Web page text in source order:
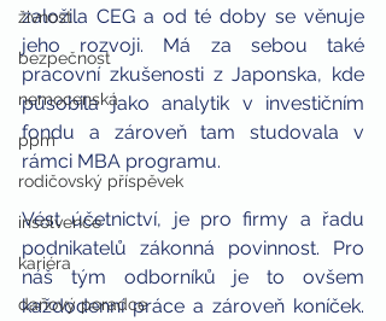
živnost
bezpečnost
nemocenská
ppm
rodičovský příspěvek
insolvence
kariéra
daňový poradce
založila CEG a od té doby se věnuje
jeho rozvoji. Má za sebou také
pracovní zkušenosti z Japonska, kde
působila jako analytik v investičním
fondu a zároveň tam studovala v
rámci MBA programu.
Vést účetnictví, je pro firmy a řadu
podnikatelů zákonná povinnost. Pro
náš tým odborníků je to ovšem
každodenní práce a zároveň koníček.